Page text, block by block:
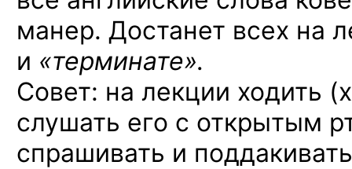
манер. Достанет всех на
и «терминате».
Совет: на лекции ходить
слушать его с открытым
спрашивать и